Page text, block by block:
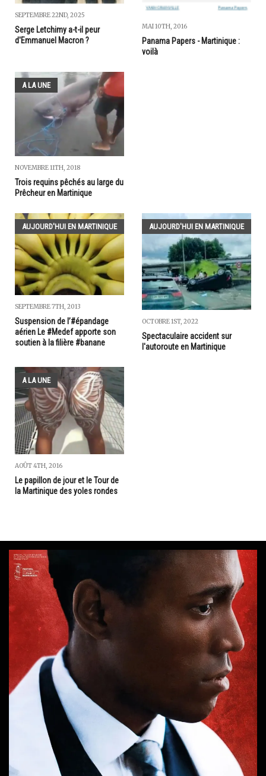
SEPTEMBRE 22ND, 2025
Serge Letchimy a-t-il peur
d'Emmanuel Macron ?
MAI 10TH, 2016
Panama Papers - Martinique :
voilà
A LA UNE
NOVEMBRE 11TH, 2018
Trois requins pêchés au large du
Prêcheur en Martinique
AUJOURD'HUI EN MARTINIQUE
SEPTEMBRE 7TH, 2013
Suspension de l’#épandage
aérien Le #Medef apporte son
soutien à la filière #banane
AUJOURD'HUI EN MARTINIQUE
OCTOBRE 1ST, 2022
Spectaculaire accident sur
l'autoroute en Martinique
A LA UNE
AOÛT 4TH, 2016
Le papillon de jour et le Tour de
la Martinique des yoles rondes